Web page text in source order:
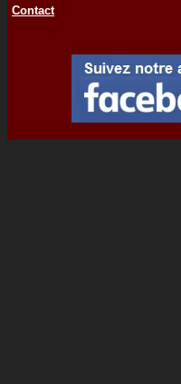
Contact